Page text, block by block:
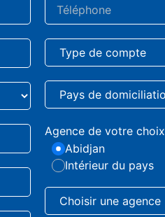
Agence de votre choix
Abidjan
Intérieur du pays